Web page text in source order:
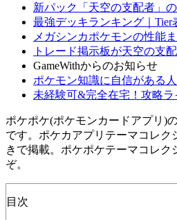
新パック「天空の支配者」
最強デッキランキング｜Tier
メガシンカポケモンの性能
トレード掲示板が天空の支
GameWithからのお知らせ
ポケモン知識に自信がある
未経験可&完全在宅！攻略ラ
ポケポケ(ポケモンカードアプリ)
です。ポケカアプリテーマコレク
きで掲載。ポケポケテーマコレク
ぞ。
目次